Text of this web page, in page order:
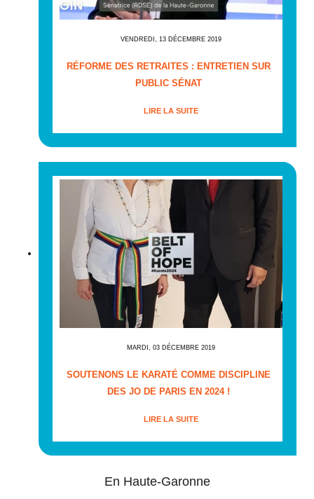
VENDREDI, 13 DÉCEMBRE 2019
RÉFORME DES RETRAITES : ENTRETIEN SUR
PUBLIC SÉNAT
LIRE LA SUITE
MARDI, 03 DÉCEMBRE 2019
SOUTENONS LE KARATÉ COMME DISCIPLINE
DES JO DE PARIS EN 2024 !
LIRE LA SUITE
En Haute-Garonne